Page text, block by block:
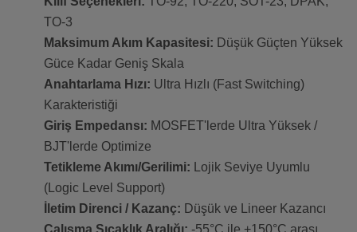
TO-3
Maksimum Akım Kapasitesi: Düşük Güçten Yüksek
Güce Kadar Geniş Skala
Anahtarlama Hızı: Ultra Hızlı (Fast Switching)
Karakteristiği
Giriş Empedansı: MOSFET'lerde Ultra Yüksek /
BJT'lerde Optimize
Tetikleme Akımı/Gerilimi: Lojik Seviye Uyumlu
(Logic Level Support)
İletim Direnci / Kazanç: Düşük ve Lineer Kazancı
Çalışma Sıcaklık Aralığı: -55°C ile +150°C arası